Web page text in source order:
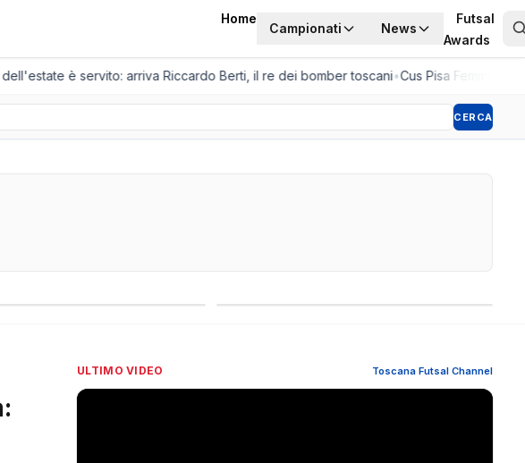
Home
Campionati News
Futsal
Awards
è servito: arriva Riccardo Berti, il re dei bomber toscani•Cus Pisa Femminile, la
CERCA
ULTIMO VIDEO Toscana Futsal Channel